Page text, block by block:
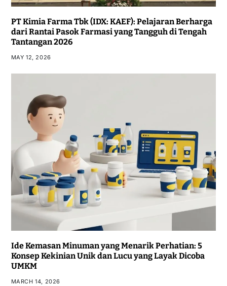
PT Kimia Farma Tbk (IDX: KAEF): Pelajaran Berharga
dari Rantai Pasok Farmasi yang Tangguh di Tengah
Tantangan 2026
MAY 12, 2026
Ide Kemasan Minuman yang Menarik Perhatian: 5
Konsep Kekinian Unik dan Lucu yang Layak Dicoba
UMKM
MARCH 14, 2026